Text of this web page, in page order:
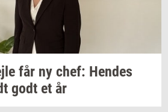
får ny chef: Hen­des
godt et år